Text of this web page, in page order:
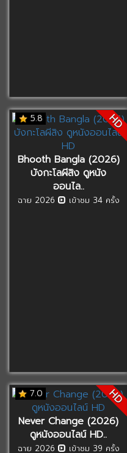
5.8 HD
Bhooth Bangla (2026)
บังกะโลผีสิง ดูหนัง
ออนไล..
ฉาย 2026 เข้าชม 34 ครั้ง
7.0 HD
Never Change (2026)
ดูหนังออนไลน์ HD..
ฉาย 2026 เข้าชม 39 ครั้ง